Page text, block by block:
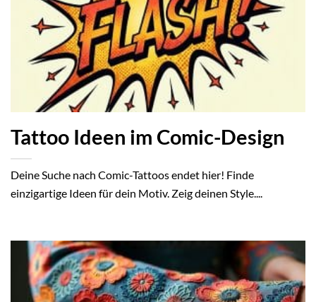
Tattoo Ideen im Comic-Design
Deine Suche nach Comic-Tattoos endet hier! Finde
einzigartige Ideen für dein Motiv. Zeig deinen Style....